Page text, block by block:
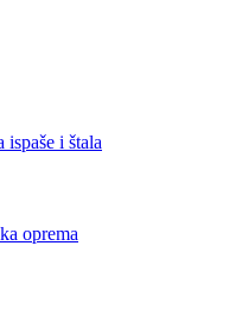
ispaše i štala
oprema